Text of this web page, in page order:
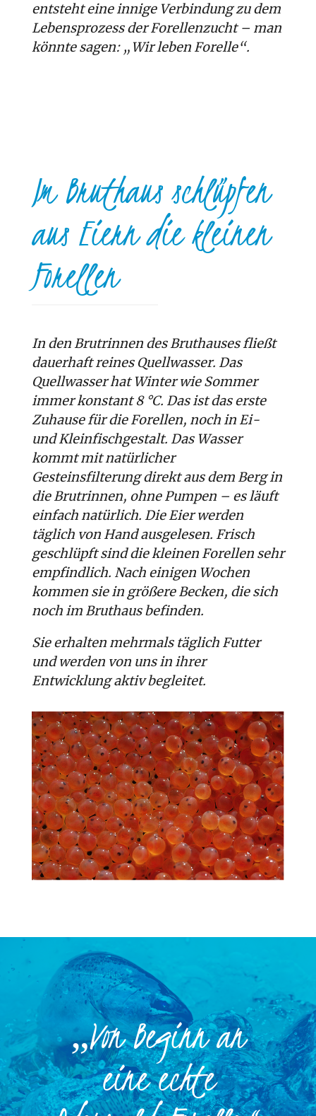
entsteht eine innige Verbindung zu dem
Lebensprozess der Forellenzucht – man
könnte sagen: „Wir leben Forelle“.
Im Bruthaus schlüpfen
aus Eiern die kleinen
Forellen
In den Brutrinnen des Bruthauses fließt
dauerhaft reines Quellwasser. Das
Quellwasser hat Winter wie Sommer
immer konstant 8 °C. Das ist das erste
Zuhause für die Forellen, noch in Ei-
und Kleinfischgestalt. Das Wasser
kommt mit natürlicher
Gesteinsfilterung direkt aus dem Berg in
die Brutrinnen, ohne Pumpen – es läuft
einfach natürlich. Die Eier werden
täglich von Hand ausgelesen. Frisch
geschlüpft sind die kleinen Forellen sehr
empfindlich. Nach einigen Wochen
kommen sie in größere Becken, die sich
noch im Bruthaus befinden.
Sie erhalten mehrmals täglich Futter
und werden von uns in ihrer
Entwicklung aktiv begleitet.
„Von Beginn an
eine echte